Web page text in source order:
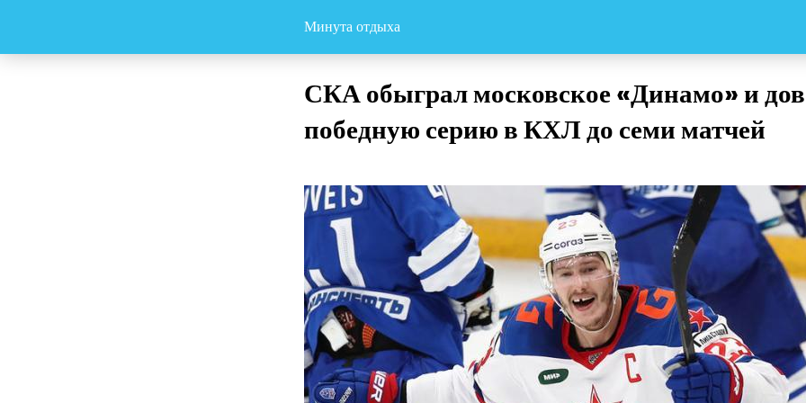
Минута отдыха
СКА обыграл московское «Динамо» и
победную серию в КХЛ до семи матчей